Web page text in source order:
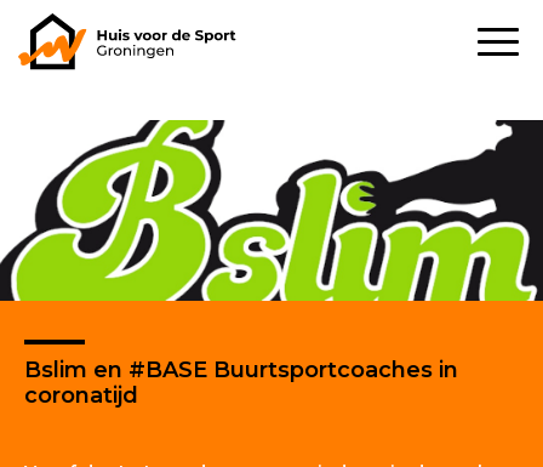
Bslim en #BASE Buurtsportcoaches in
coronatijd